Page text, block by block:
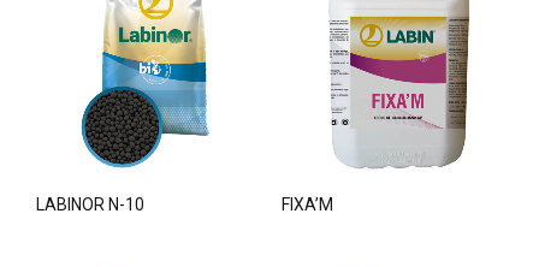
LABINOR N-10 FIXA’M